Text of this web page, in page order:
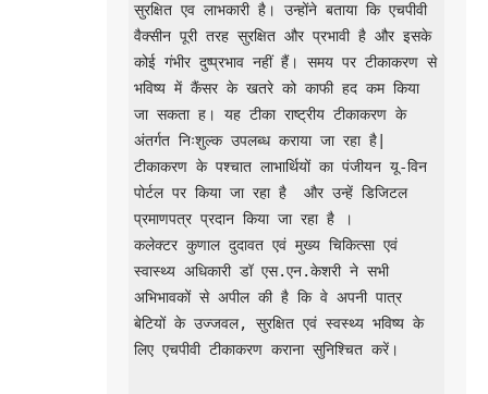
सुरक्षित एव लाभकारी है। उन्होंने बताया कि एचपीवी
वैक्सीन पूरी तरह सुरक्षित और प्रभावी है और इसके
कोई गंभीर दुष्प्रभाव नहीं हैं। समय पर टीकाकरण से
भविष्य में कैंसर के खतरे को काफी हद कम किया
जा सकता ह। यह टीका राष्ट्रीय टीकाकरण के
अंतर्गत निःशुल्क उपलब्ध कराया जा रहा है|
टीकाकरण के पश्चात लाभार्थियों का पंजीयन यू-विन
पोर्टल पर किया जा रहा है  और उन्हें डिजिटल
प्रमाणपत्र प्रदान किया जा रहा है ।
कलेक्टर कुणाल दुदावत एवं मुख्य चिकित्सा एवं
स्वास्थ्य अधिकारी डॉ एस.एन.केशरी ने सभी
अभिभावकों से अपील की है कि वे अपनी पात्र
बेटियों के उज्जवल, सुरक्षित एवं स्वस्थ्य भविष्य के
लिए एचपीवी टीकाकरण कराना सुनिश्चित करें।